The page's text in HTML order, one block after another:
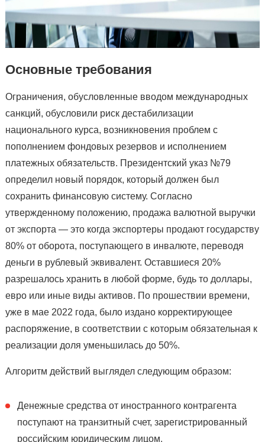
Основные требования
Ограничения, обусловленные вводом международных
санкций, обусловили риск дестабилизации
национального курса, возникновения проблем с
пополнением фондовых резервов и исполнением
платежных обязательств. Президентский указ №79
определил новый порядок, который должен был
сохранить финансовую систему. Согласно
утвержденному положению, продажа валютной выручки
от экспорта — это когда экспортеры продают государству
80% от оборота, поступающего в инвалюте, переводя
деньги в рублевый эквивалент. Оставшиеся 20%
разрешалось хранить в любой форме, будь то доллары,
евро или иные виды активов. По прошествии времени,
уже в мае 2022 года, было издано корректирующее
распоряжение, в соответствии с которым обязательная к
реализации доля уменьшилась до 50%.
Алгоритм действий выглядел следующим образом:
Денежные средства от иностранного контрагента
поступают на транзитный счет, зарегистрированный
российским юридическим лицом.